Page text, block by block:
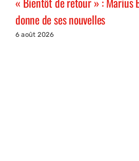
donne de ses nouvelles
6 août 2026